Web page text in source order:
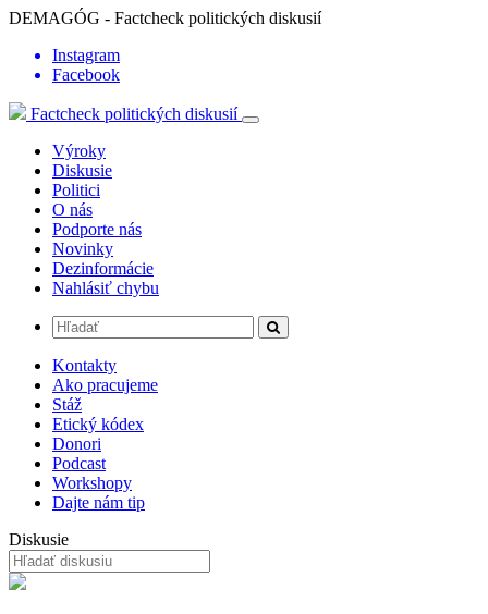
DEMAGÓG - Factcheck politických diskusií
Instagram
Facebook
Factcheck politických diskusií
Výroky
Diskusie
Politici
O nás
Podporte nás
Novinky
Dezinformácie
Nahlásiť chybu
Kontakty
Ako pracujeme
Stáž
Etický kódex
Donori
Podcast
Workshopy
Dajte nám tip
Diskusie